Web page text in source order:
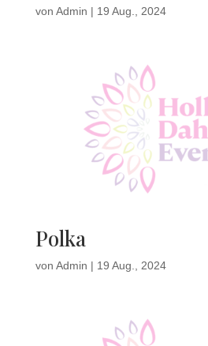
von Admin | 19 Aug., 2024
Polka
von Admin | 19 Aug., 2024